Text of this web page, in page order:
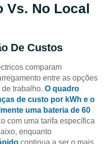
Vs. No Local
De Custos
comparam
entre as opções
trabalho. O quadro
de custo por kWh e o
uma bateria de 60
com uma tarifa específica
enquanto
continua a ser o mais